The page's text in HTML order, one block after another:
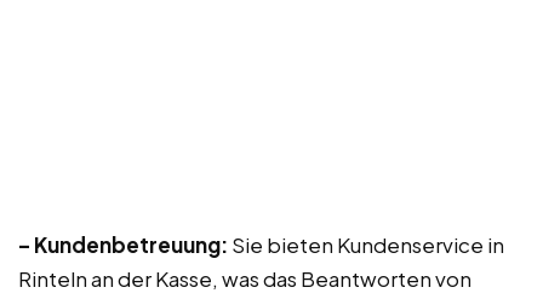
– Kundenbetreuung: Sie bieten Kundenservice in
Rinteln an der Kasse, was das Beantworten von